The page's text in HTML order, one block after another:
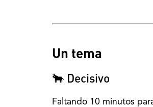
Un tema
🐂 Decisivo
Faltando 10 minutos